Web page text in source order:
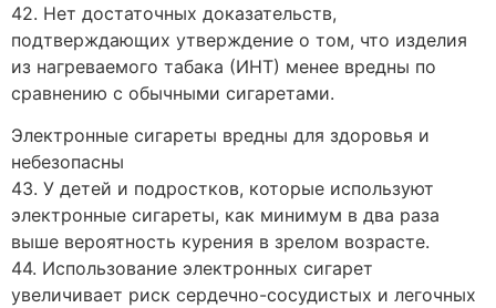
42. Нет достаточных доказательств,
подтверждающих утверждение о том, что изделия
из нагреваемого табака (ИНТ) менее вредны по
сравнению с обычными сигаретами.
Электронные сигареты вредны для здоровья и
небезопасны
43. У детей и подростков, которые используют
электронные сигареты, как минимум в два раза
выше вероятность курения в зрелом возрасте.
44. Использование электронных сигарет
увеличивает риск сердечно-сосудистых и легочных